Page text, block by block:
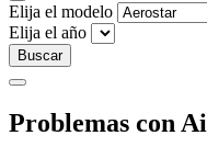
Elija el modelo
Elija el año
Buscar
Problemas con